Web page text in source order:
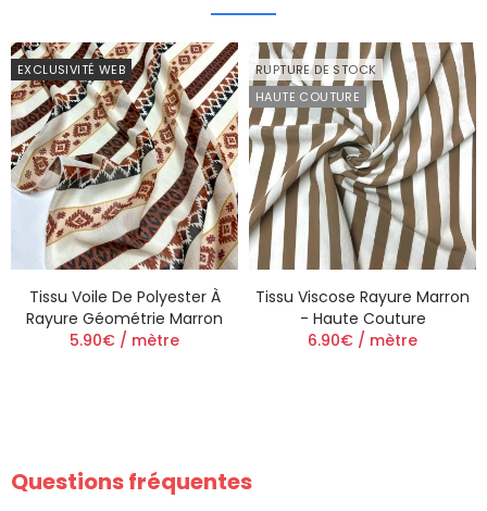
EXCLUSIVITÉ WEB
Tissu Voile De Polyester À
Rayure Géométrie Marron
5.90€ / mètre
RUPTURE DE STOCK
HAUTE COUTURE
Tissu Viscose Rayure Marron
- Haute Couture
6.90€ / mètre
Questions fréquentes